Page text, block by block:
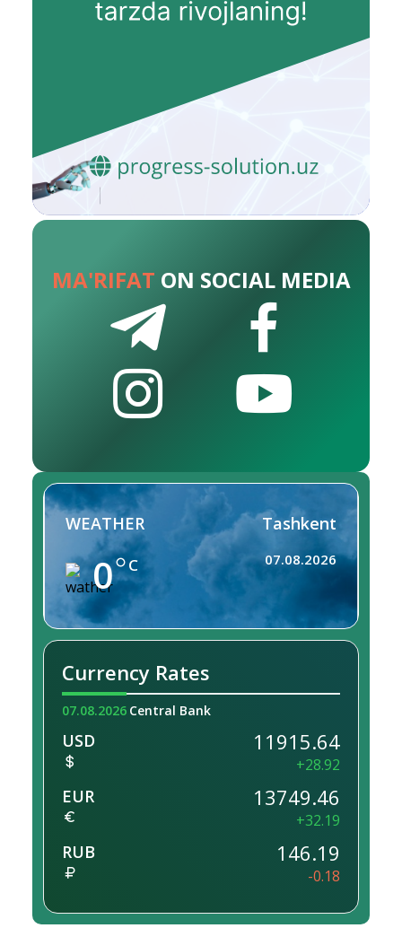
MA'RIFAT ON SOCIAL MEDIA
WEATHER
0 C
Tashkent
07.08.2026
Currency Rates
07.08.2026 Central Bank
USD 11915.64
+28.92
EUR 13749.46
+32.19
RUB 146.19
-0.18